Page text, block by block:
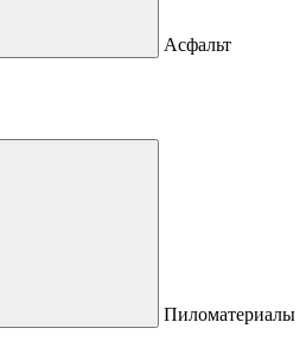
Асфальт
Пиломатериалы